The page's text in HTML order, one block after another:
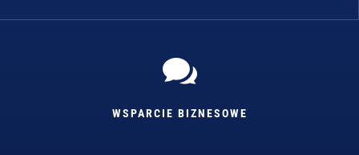

WSPARCIE BIZNESOWE